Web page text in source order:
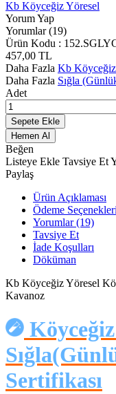
Kb Köyceğiz Yöresel
Yorum Yap
Yorumlar (19)
Ürün Kodu :
457,00 TL
Daha Fazla Kb
Daha Fazla Sığla
Adet
Sepete Ekle
Hemen Al
Beğen
Listeye Ekle Tavsiye Et
Paylaş
Ürün Açıklaması
Ödeme Seçenekleri
Yorumlar (19)
Tavsiye Et
İade Koşulları
Döküman
Kb Köyceğiz Yöresel
Kavanoz
Sertifikası